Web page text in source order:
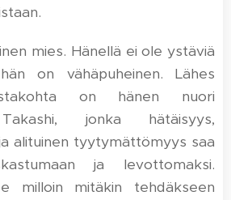
mies. Hänellä ei ole ystäviä
on vähäpuheinen. Lähes
on hänen nuori
jonka hätäisyys,
alituinen tyytymättömyys saa
ja levottomaksi.
milloin mitäkin tehdäkseen